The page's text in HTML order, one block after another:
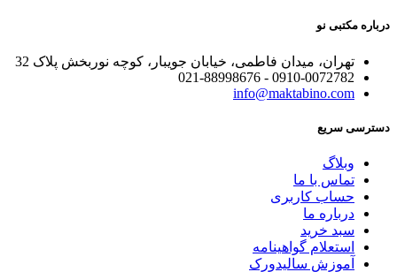
درباره مکتبی نو
تهران، میدان فاطمی، خیابان جویبار، کوچه نوربخش پلاک 32
0910-0072782 - 021-88998676
info@maktabino.com
دسترسی سریع
وبلاگ
تماس با ما
حساب کاربری
درباره ما
سبد خرید
استعلام گواهینامه
آموزش سالیدورک